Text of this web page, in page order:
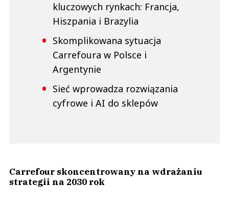
kluczowych rynkach: Francja,
Hiszpania i Brazylia
Skomplikowana sytuacja
Carrefoura w Polsce i
Argentynie
Sieć wprowadza rozwiązania
cyfrowe i AI do sklepów
Carrefour skoncentrowany na wdrażaniu
strategii na 2030 rok